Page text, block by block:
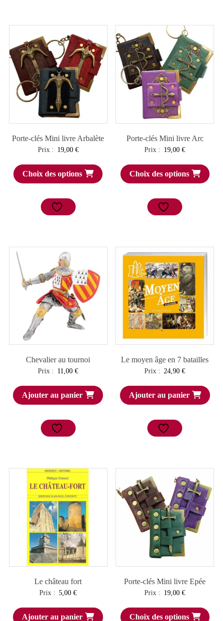
Porte-clés Mini livre Arbalète
Prix : 19,00 €
Choix des options
Porte-clés Mini livre Arc
Prix : 19,00€
Choix des options
Chevalier au tournoi
Prix : 11,00€
Ajouter au panier
Le moyen âge en 7 batailles
Prix : 24,90€
Ajouter au panier
Le château fort
Prix : 5,00€
Ajouter au panier
Porte-clés Mini livre Epée
Prix : 19,00€
Choix des options